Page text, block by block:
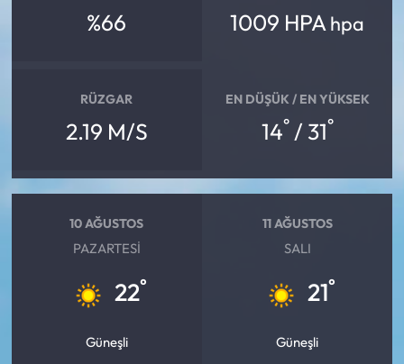
%66 1009 HPA hpa
RÜZGAR
2.19 M/S
EN DÜŞÜK / EN YÜKSEK
14°/ 31°
10 AĞUSTOS
PAZARTESI
22°
Güneşli
11 AĞUSTOS
SALI
21°
Güneşli